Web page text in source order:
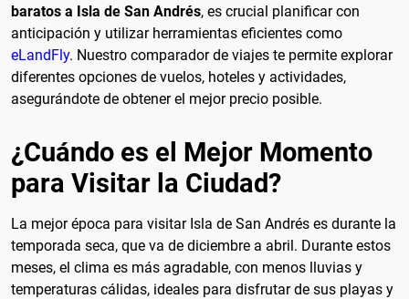
baratos a Isla de San Andrés, es crucial planificar con
anticipación y utilizar herramientas eficientes como
eLandFly. Nuestro comparador de viajes te permite explorar
diferentes opciones de vuelos, hoteles y actividades,
asegurándote de obtener el mejor precio posible.
¿Cuándo es el Mejor Momento
para Visitar la Ciudad?
La mejor época para visitar Isla de San Andrés es durante la
temporada seca, que va de diciembre a abril. Durante estos
meses, el clima es más agradable, con menos lluvias y
temperaturas cálidas, ideales para disfrutar de sus playas y